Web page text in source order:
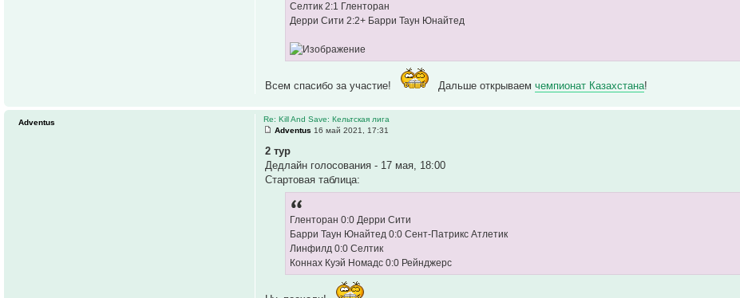
Селтик 2:1 Гленторан
Дерри Сити 2:2+ Барри Таун Юнайтед
Всем спасибо за участие! Дальше открываемчемпионат Казахстана!
Re: Kill And Save: Кельтская лига
Adventus 16 май 2021, 17:31
2 тур
Дедлайн голосования - 17 мая, 18:00
Стартовая таблица:
Гленторан 0:0 Дерри Сити
Барри Таун Юнайтед 0:0 Сент-Патрикс Атлетик
Линфилд 0:0 Селтик
Коннах Куэй Номадс 0:0 Рейнджерс
Adventus